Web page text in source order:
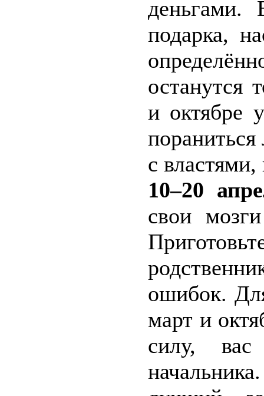
деньгами.
подарка,
останутся
и октябре
пораниться
с
10–20
свои
ошибок.
март и
силу,